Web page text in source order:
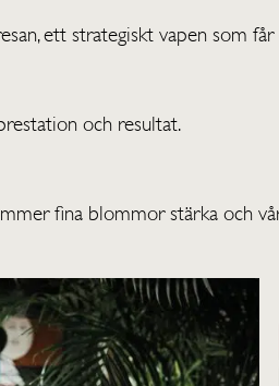
ett strategiskt vapen som får
och resultat.
fina blommor stärka och